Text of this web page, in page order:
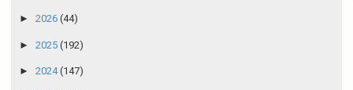
► 2026 (44)
► 2025 (192)
► 2024(147)